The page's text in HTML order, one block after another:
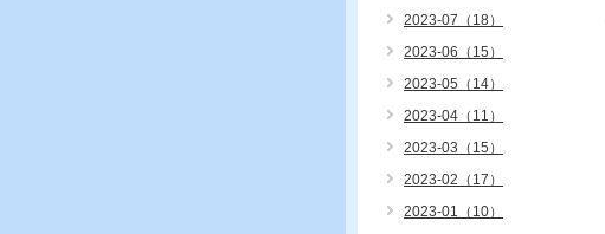
2023-07（18）
2023-06（15）
2023-05（14）
2023-04（11）
2023-03（15）
2023-02（17）
2023-01（10）